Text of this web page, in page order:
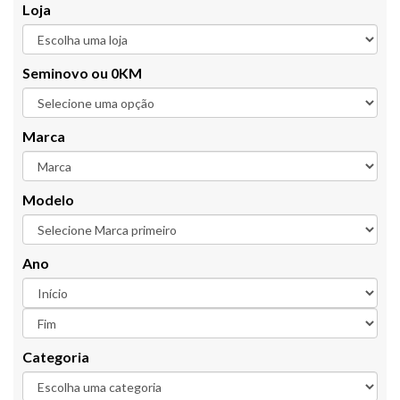
Loja
Seminovo ou 0KM
Marca
Modelo
Ano
Categoria